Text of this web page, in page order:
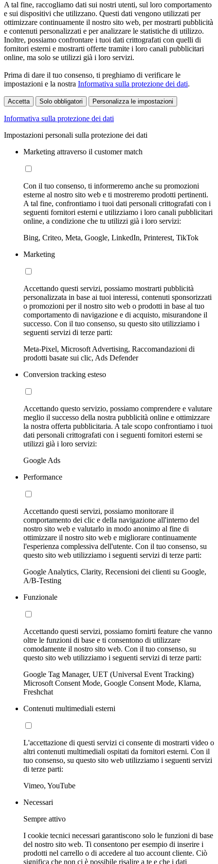
A tal fine, raccogliamo dati sui nostri utenti, sul loro comportamento
e sui dispositivi che utilizzano. Questi dati vengono utilizzati per
ottimizzare continuamente il nostro sito web, per mostrarti pubblicità
e contenuti personalizzati e per analizzare le statistiche di utilizzo.
Inoltre, possiamo confrontare i tuoi dati crittografati con quelli di
fornitori esterni e mostrarti offerte tramite i loro canali pubblicitari
online, ma solo se utilizzi già i loro servizi.
Prima di dare il tuo consenso, ti preghiamo di verificare le
impostazioni e la nostra Informativa sulla protezione dei dati.
Accetta Solo obbligatori Personalizza le impostazioni
Informativa sulla protezione dei dati
Impostazioni personali sulla protezione dei dati
Marketing attraverso il customer match
Con il tuo consenso, ti informeremo anche su promozioni
esterne al nostro sito web e ti mostreremo prodotti pertinenti.
A tal fine, confrontiamo i tuoi dati personali crittografati con i
seguenti fornitori esterni e utilizziamo i loro canali pubblicitari
online, a condizione che tu utilizzi già i loro servizi:
Bing, Criteo, Meta, Google, LinkedIn, Printerest, TikTok
Marketing
Accettando questi servizi, possiamo mostrarti pubblicità
personalizzata in base ai tuoi interessi, contenuti sponsorizzati
o promozioni per il nostro sito web o prodotti in base al tuo
comportamento di navigazione e di acquisto, misurandone il
successo. Con il tuo consenso, su questo sito utilizziamo i
seguenti servizi di terze parti:
Meta-Pixel, Microsoft Advertising, Raccomandazioni di
prodotti basate sui clic, Ads Defender
Conversion tracking esteso
Accettando questo servizio, possiamo comprendere e valutare
meglio il successo della nostra pubblicità online e ottimizzare
la nostra offerta pubblicitaria. A tale scopo confrontiamo i tuoi
dati personali crittografati con i seguenti fornitori esterni se
utilizzi già i loro servizi:
Google Ads
Performance
Accettando questi servizi, possiamo monitorare il
comportamento dei clic e della navigazione all'interno del
nostro sito web e valutarlo in modo anonimo al fine di
ottimizzare il nostro sito web e migliorare continuamente
l'esperienza complessiva dell'utente. Con il tuo consenso, su
questo sito web utilizziamo i seguenti servizi di terze parti:
Google Analytics, Clarity, Recensioni dei clienti su Google,
A/B-Testing
Funzionale
Accettando questi servizi, possiamo fornirti feature che vanno
oltre le funzioni di base e ti consentono di utilizzare
comodamente il nostro sito web. Con il tuo consenso, su
questo sito web utilizziamo i seguenti servizi di terze parti:
Google Tag Manager, UET (Universal Event Tracking)
Microsoft Consent Mode, Google Consent Mode, Klarna,
Freshchat
Contenuti multimediali esterni
L'accettazione di questi servizi ci consente di mostrarti video o
altri contenuti multimediali ospitati da fornitori esterni. Con il
tuo consenso, su questo sito web utilizziamo i seguenti servizi
di terze parti:
Vimeo, YouTube
Necessari
Sempre attivo
I cookie tecnici necessari garantiscono solo le funzioni di base
del nostro sito web. Ti consentono per esempio di inserire i
prodotti nel carrello o di accedere al tuo account cliente. Ciò
significa che non ci è possibile risalire a te e che i dati